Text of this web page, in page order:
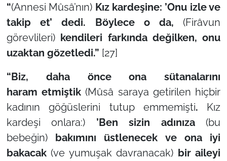
“(Annesi Mûsâ’nın) Kız kardeşine: ’Onu izle ve
takip et’ dedi. Böylece o da, (Firâvun
görevlileri)kendileri farkında değilken, onu
uzaktan gözetledi.” [27]
“Biz, daha önce ona sütanalarını
harametmiştik (Mûsâ saraya getirilen hiçbir
kadının göğüslerini tutup emmemişti. Kız
kardeşi onlara:) ’Ben sizin adınıza(bu
bebeğin) bakımını üstlenecek ve ona iyi
bakacak (ve yumuşak davranacak) bir aileyi